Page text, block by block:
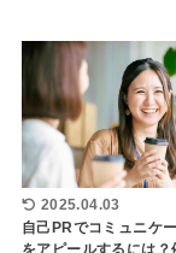
2025.04.03
自己PRでコミュニケ
をアピールするには？